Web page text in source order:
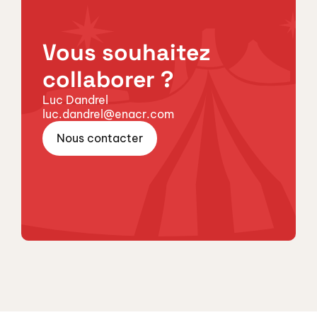
Vous souhaitez
collaborer ?
Luc Dandrel
luc.dandrel@enacr.com
Nous contacter